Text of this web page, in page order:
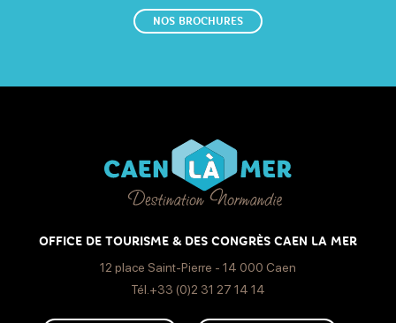
NOS BROCHURES
OFFICE DE TOURISME & DES CONGRÈS CAEN LA MER
12 place Saint-Pierre - 14 000 Caen
Tél.+33 (0)2 31 27 14 14